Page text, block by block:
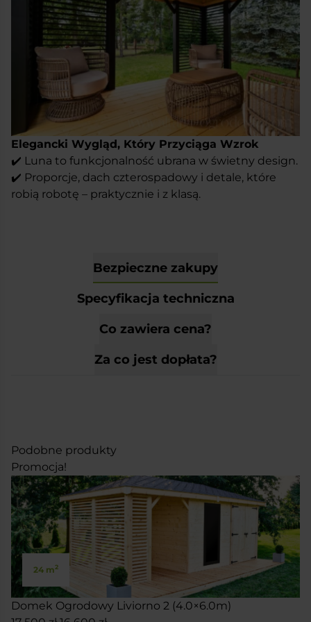
Elegancki Wygląd, Który Przyciąga Wzrok
✔️ Luna to funkcjonalność ubrana w świetny design.
✔️ Proporcje, dach czterospadowy i detale, które
robią robotę – praktycznie i z klasą.
Bezpieczne zakupy
Specyfikacja techniczna
Co zawiera cena?
Za co jest dopłata?
Podobne produkty
Promocja!
24 m2
Domek Ogrodowy Liviorno 2 (4.0×6.0m)